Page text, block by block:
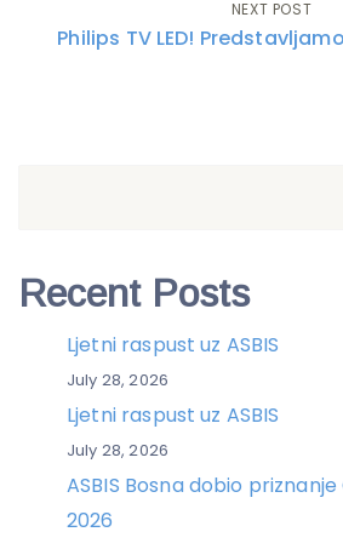
NEXT POST
Philips TV LED!
Recent Posts
Ljetni raspust uz ASBIS
July 28, 2026
Ljetni raspust uz ASBIS
July 28, 2026
ASBIS Bosna dobio
2026